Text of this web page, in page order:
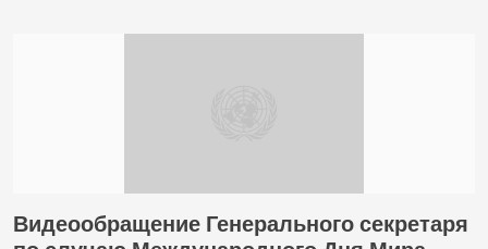
Видеообращение Генерального секретаря